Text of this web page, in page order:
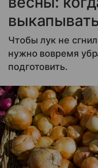
Чтобы лук не
нужно вовремя
подготовить.